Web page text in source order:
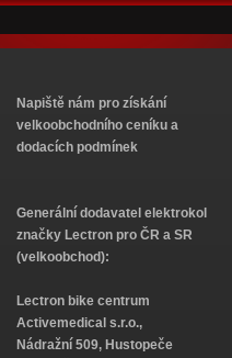
Napiště nám pro získání
velkoobchodního ceníku a
dodacích podmínek
Generální dodavatel elektrokol
značky Lectron pro ČR a SR
(velkoobchod):
Lectron bike centrum
Activemedical s.r.o.,
Nádražní 509, Hustopeče